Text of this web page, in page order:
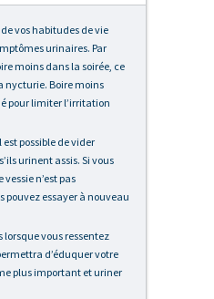
vos habitudes de vie
urinaires. Par
moins dans la soirée, ce
nycturie. Boire moins
pour limiter l’irritation
possible de vider
urinent assis. Si vous
n’est pas
pouvez essayer à nouveau
lorsque vous ressentez
d’éduquer votre
plus important et uriner